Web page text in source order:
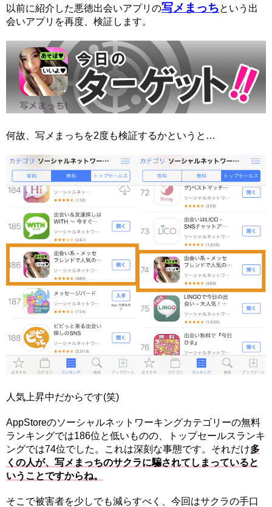
以前に紹介した悪徳出会いアプリの写メまっちという出
会いアプリを再度、検証します。
何故、写メまっちを2度も検証するかというと…
人気上昇中だからです(笑)
AppStoreのソーシャルネットワーキングカテゴリーの無料
ランキングでは186位と低いものの、トップセールスランキ
ングでは74位でした。これは深刻な事態です。それだけ多
くの人が、写メまっちのサクラに騙されてしまっていると
いうことですからね。
そこで被害者を少しでも減らすべく、今回はサクラの手口